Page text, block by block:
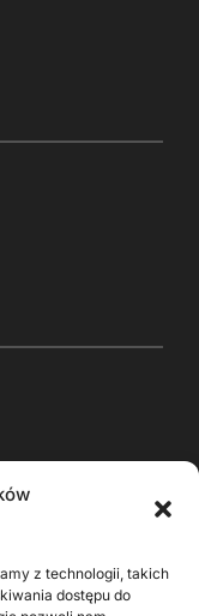
z technologii, takich
dostępu do